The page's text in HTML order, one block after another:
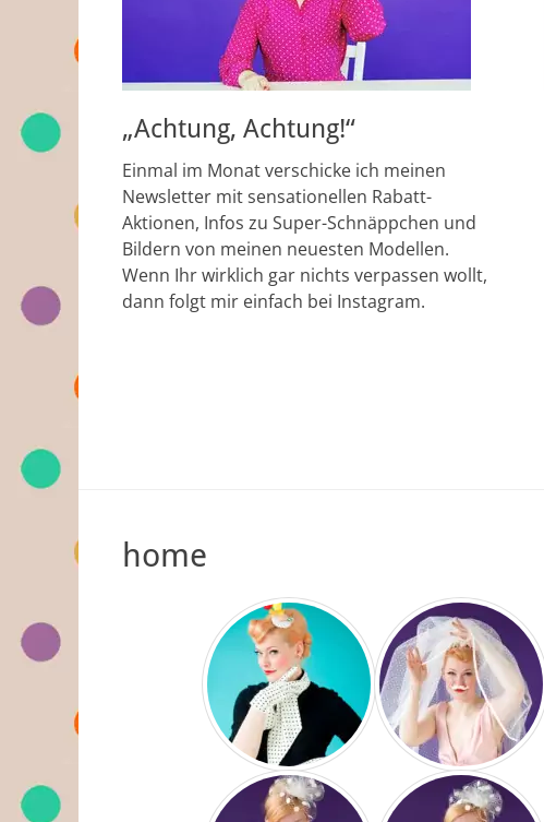
„Achtung, Achtung!“
Einmal im Monat verschicke ich meinen
Newsletter mit sensationellen Rabatt-
Aktionen, Infos zu Super-Schnäppchen und
Bildern von meinen neuesten Modellen.
Wenn Ihr wirklich gar nichts verpassen wollt,
dann folgt mir einfach bei Instagram.
home